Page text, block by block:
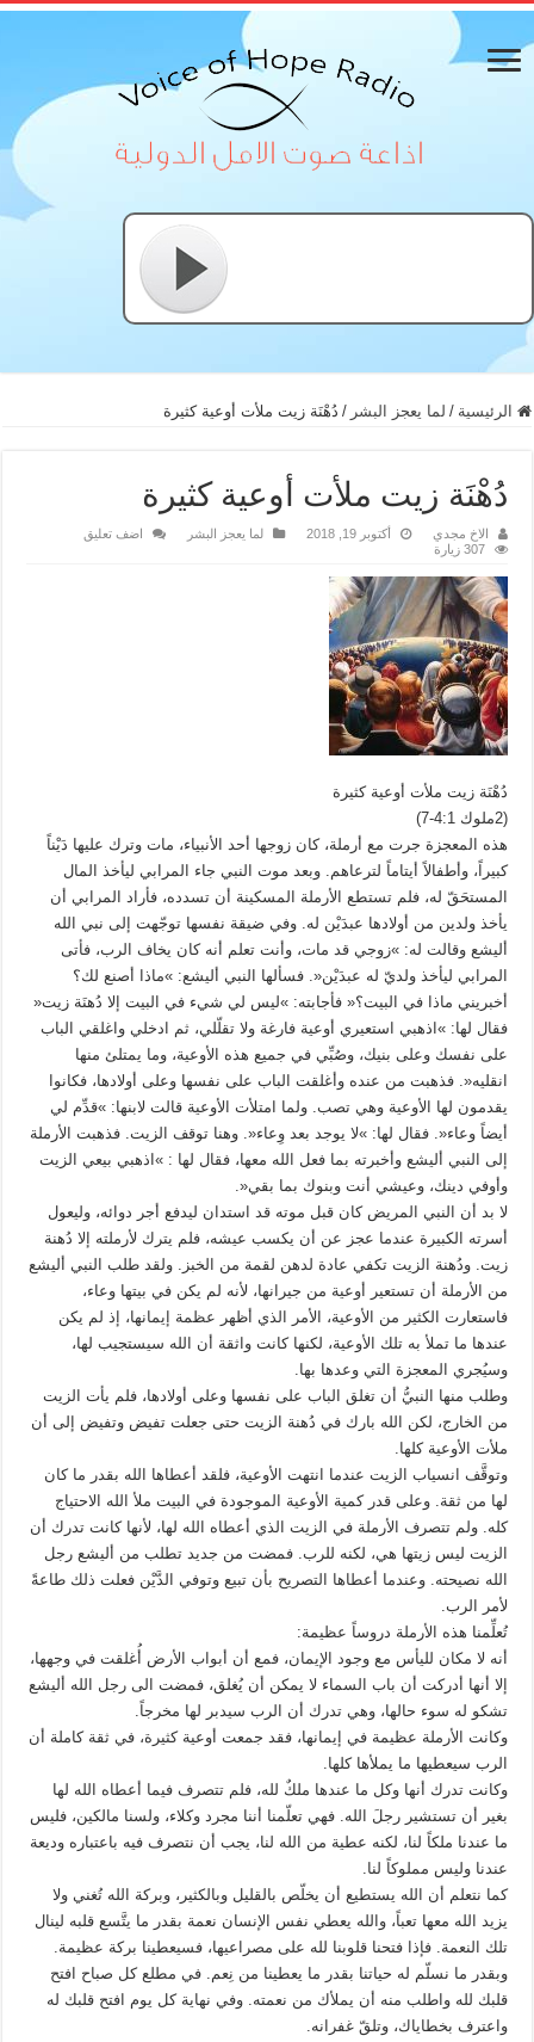
الرئيسية / لما يعجز البشر / دُهْنَة زيت ملأت أوعية كثيرة
دُهْنَة زيت ملأت أوعية كثيرة
الاخ مجدي أكتوبر 19, 2018 لما يعجز البشر
اضف تعليق
307 زيارة
دُهْنَة زيت ملأت أوعية كثيرة
(2ملوك 4:1-7)
هذه المعجزة جرت مع أرملة، كان زوجها أحد الأنبياء، مات وترك عليها دَيْناً
كبيراً، وأطفالاً أيتاماً لترعاهم. وبعد موت النبي جاء المرابي ليأخذ المال
المستحَقّ له، فلم تستطع الأرملة المسكينة أن تسدده، فأراد المرابي أن
يأخذ ولدين من أولادها عبدَيْن له. وفي ضيقة نفسها توجّهت إلى نبي الله
أليشع وقالت له: »زوجي قد مات، وأنت تعلم أنه كان يخاف الرب، فأتى
المرابي ليأخذ ولديّ له عبدَيْن«. فسألها النبي أليشع: »ماذا أصنع لك؟
أخبريني ماذا في البيت؟« فأجابته: »ليس لي شيء في البيت إلا دُهنَة زيت«
فقال لها: »اذهبي استعيري أوعية فارغة ولا تقلّلي، ثم ادخلي واغلقي الباب
على نفسك وعلى بنيك، وصُبِّي في جميع هذه الأوعية، وما يمتلئ منها
انقليه«. فذهبت من عنده وأغلقت الباب على نفسها وعلى أولادها، فكانوا
يقدمون لها الأوعية وهي تصب. ولما امتلأت الأوعية قالت لابنها: »قدِّم لي
أيضاً وعاء«. فقال لها: »لا يوجد بعد وِعاء«. وهنا توقف الزيت. فذهبت الأرملة
إلى النبي أليشع وأخبرته بما فعل الله معها، فقال لها : »اذهبي بيعي الزيت
وأوفي دينك، وعيشي أنت وبنوك بما بقي«.
لا بد أن النبي المريض كان قبل موته قد استدان ليدفع أجر دوائه، وليعول
أسرته الكبيرة عندما عجز عن أن يكسب عيشه، فلم يترك لأرملته إلا دُهنة
زيت. ودُهنة الزيت تكفي عادة لدهن لقمة من الخبز. ولقد طلب النبي أليشع
من الأرملة أن تستعير أوعية من جيرانها، لأنه لم يكن في بيتها وعاء،
فاستعارت الكثير من الأوعية، الأمر الذي أظهر عظمة إيمانها، إذ لم يكن
عندها ما تملأ به تلك الأوعية، لكنها كانت واثقة أن الله سيستجيب لها،
وسيُجري المعجزة التي وعدها بها.
وطلب منها النبيُّ أن تغلق الباب على نفسها وعلى أولادها، فلم يأت الزيت
من الخارج، لكن الله بارك في دُهنة الزيت حتى جعلت تفيض وتفيض إلى أن
ملأت الأوعية كلها.
وتوقَّف انسياب الزيت عندما انتهت الأوعية، فلقد أعطاها الله بقدر ما كان
لها من ثقة. وعلى قدر كمية الأوعية الموجودة في البيت ملأ الله الاحتياج
كله. ولم تتصرف الأرملة في الزيت الذي أعطاه الله لها، لأنها كانت تدرك أن
الزيت ليس زيتها هي، لكنه للرب. فمضت من جديد تطلب من أليشع رجل
الله نصيحته. وعندما أعطاها التصريح بأن تبيع وتوفي الدَّيْن فعلت ذلك طاعةً
لأمر الرب.
تُعلِّمنا هذه الأرملة دروساً عظيمة:
أنه لا مكان لليأس مع وجود الإيمان، فمع أن أبواب الأرض أُغلقت في وجهها،
إلا أنها أدركت أن باب السماء لا يمكن أن يُغلق، فمضت الى رجل الله أليشع
تشكو له سوء حالها، وهي تدرك أن الرب سيدبر لها مخرجاً.
وكانت الأرملة عظيمة في إيمانها، فقد جمعت أوعية كثيرة، في ثقة كاملة أن
الرب سيعطيها ما يملأها كلها.
وكانت تدرك أنها وكل ما عندها ملكٌ لله، فلم تتصرف فيما أعطاه الله لها
بغير أن تستشير رجلَ الله. فهي تعلّمنا أننا مجرد وكلاء، ولسنا مالكين، فليس
ما عندنا ملكاً لنا، لكنه عطية من الله لنا، يجب أن نتصرف فيه باعتباره وديعة
عندنا وليس مملوكاً لنا.
كما نتعلم أن الله يستطيع أن يخلّص بالقليل وبالكثير، وبركة الله تُغني ولا
يزيد الله معها تعباً، والله يعطي نفس الإنسان نعمة بقدر ما يتَّسع قلبه لينال
تلك النعمة. فإذا فتحنا قلوبنا لله على مصراعيها، فسيعطينا بركة عظيمة.
وبقدر ما نسلّم له حياتنا بقدر ما يعطينا من نِعم. في مطلع كل صباح افتح
قلبك لله واطلب منه أن يملأك من نعمته. وفي نهاية كل يوم افتح قلبك له
واعترف بخطاياك، وتلقّ غفرانه.